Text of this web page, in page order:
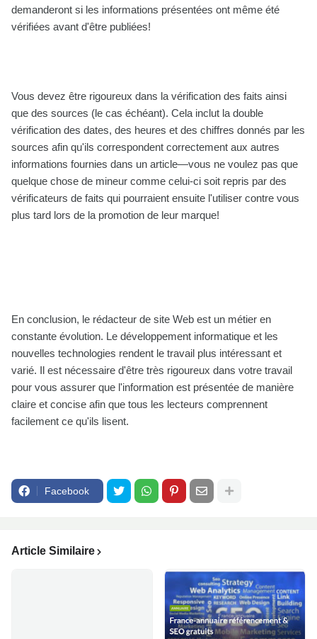
demanderont si les informations présentées ont même été
vérifiées avant d'être publiées!
Vous devez être rigoureux dans la vérification des faits ainsi
que des sources (le cas échéant). Cela inclut la double
vérification des dates, des heures et des chiffres donnés par les
sources afin qu'ils correspondent correctement aux autres
informations fournies dans un article—vous ne voulez pas que
quelque chose de mineur comme celui-ci soit repris par des
vérificateurs de faits qui pourraient ensuite l'utiliser contre vous
plus tard lors de la promotion de leur marque!
En conclusion, le rédacteur de site Web est un métier en
constante évolution. Le développement informatique et les
nouvelles technologies rendent le travail plus intéressant et
varié. Il est nécessaire d'être très rigoureux dans votre travail
pour vous assurer que l'information est présentée de manière
claire et concise afin que tous les lecteurs comprennent
facilement ce qu'ils lisent.
Facebook
Article Similaire